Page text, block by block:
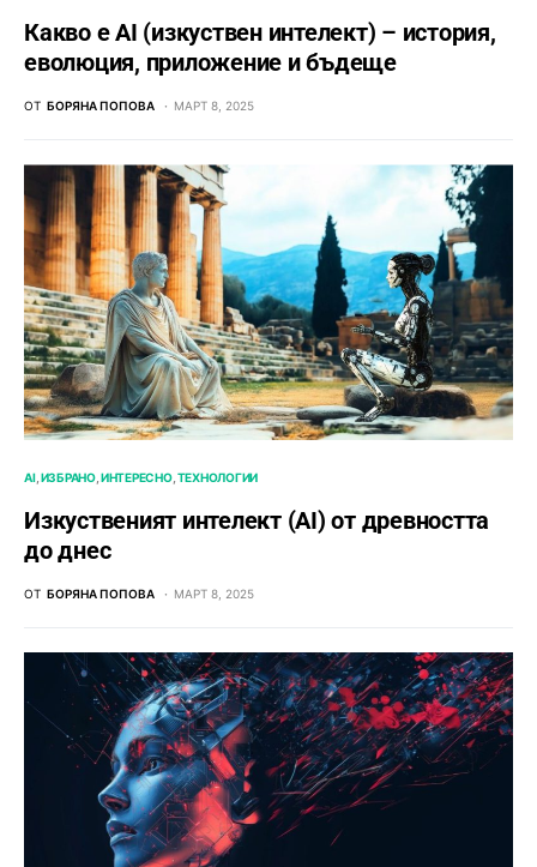
Какво е AI (изкуствен интелект) – история,
еволюция, приложение и бъдеще
ОТ БОРЯНА ПОПОВА МАРТ 8, 2025
AI ИЗБРАНО ИНТЕРЕСНО ТЕХНОЛОГИИ
Изкуственият интелект (AI) от древността
до днес
ОТ БОРЯНА ПОПОВА МАРТ 8, 2025